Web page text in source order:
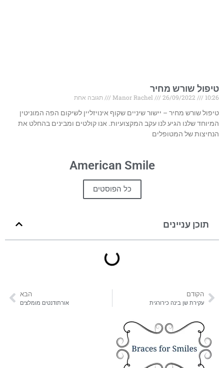
טיפול שורש מחיר
Manor Rachel 26/09/2022 10:26
תגובה אחת
טיפול שורש מחיר – יישור שיניים שקוף אינויזליין לשיקום הפה המוניטין
המיוחד שלנו הגיע לנו עקב המקצועיות. אנו קולטים ומבינים בהחלט את
הנחיצות של המטופלים
American Smile
כל הפוסטים
תוכן עניינים
הקודם
עקירת שן בינה כירורגית
הבא
אורתודנטים מומלצים